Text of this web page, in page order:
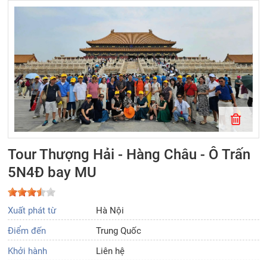
Tour Thượng Hải - Hàng Châu - Ô Trấn
5N4Đ bay MU
Xuất phát từ
Hà Nội
Điểm đến
Trung Quốc
Khởi hành
Liên hệ